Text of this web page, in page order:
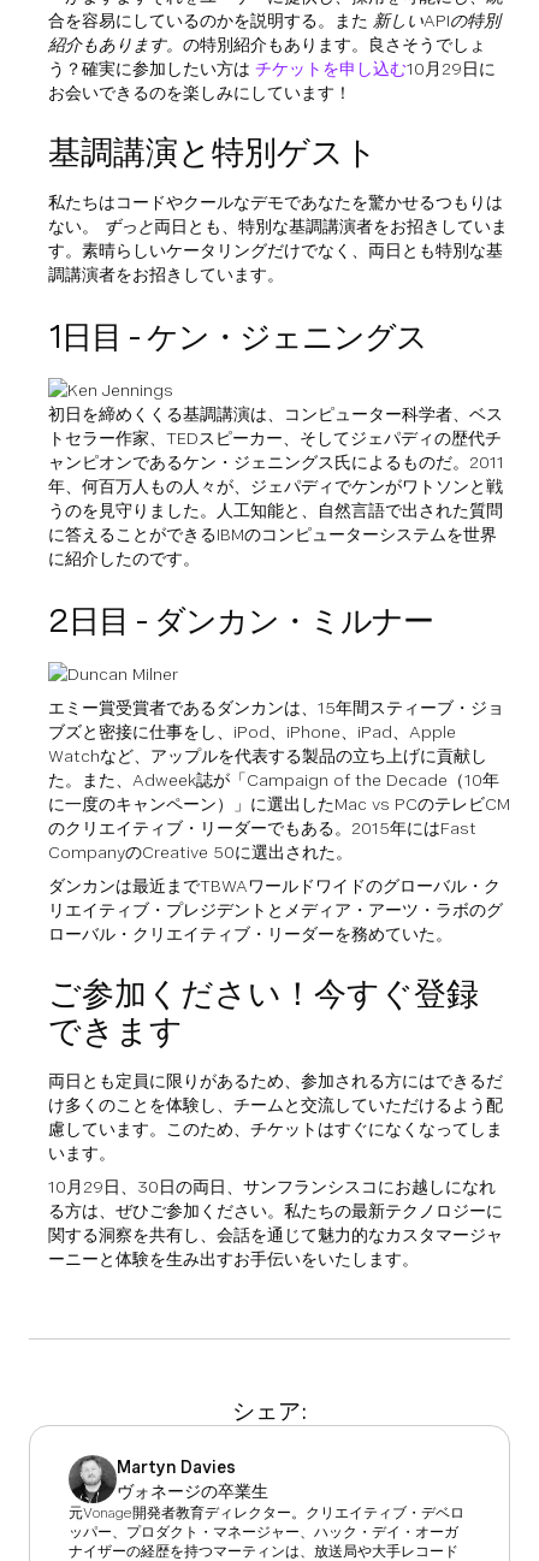
合を容易にしているのかを説明する。また 新しいAPIの特別
紹介もあります。 の特別紹介もあります。良さそうでしょ
う？確実に参加したい方は チケットを申し込む10月29日に
お会いできるのを楽しみにしています！
基調講演と特別ゲスト
私たちはコードやクールなデモであなたを驚かせるつもりは
ない。
ずっと両日とも、特別な基調講演者をお招きしていま
す。素晴らしいケータリングだけでなく、両日とも特別な基
調講演者をお招きしています。
1日目 - ケン・ジェニングス
初日を締めくくる基調講演は、コンピューター科学者、ベス
トセラー作家、TEDスピーカー、そしてジェパディの歴代チ
ャンピオンであるケン・ジェニングス氏によるものだ。2011
年、何百万人もの人々が、ジェパディでケンがワトソンと戦
うのを見守りました。人工知能と、自然言語で出された質問
に答えることができるIBMのコンピューターシステムを世界
に紹介したのです。
2日目 - ダンカン・ミルナー
エミー賞受賞者であるダンカンは、15年間スティーブ・ジョ
ブズと密接に仕事をし、iPod、iPhone、iPad、Apple
Watchなど、アップルを代表する製品の立ち上げに貢献し
た。また、Adweek誌が「Campaign of the Decade（10年
に一度のキャンペーン）」に選出したMac vs PCのテレビCM
のクリエイティブ・リーダーでもある。2015年にはFast
CompanyのCreative 50に選出された。
ダンカンは最近までTBWAワールドワイドのグローバル・ク
リエイティブ・プレジデントとメディア・アーツ・ラボのグ
ローバル・クリエイティブ・リーダーを務めていた。
ご参加ください！今すぐ登録
できます
両日とも定員に限りがあるため、参加される方にはできるだ
け多くのことを体験し、チームと交流していただけるよう配
慮しています。このため、チケットはすぐになくなってしま
います。
10月29日、30日の両日、サンフランシスコにお越しになれ
る方は、ぜひご参加ください。私たちの最新テクノロジーに
関する洞察を共有し、会話を通じて魅力的なカスタマージャ
ーニーと体験を生み出すお手伝いをいたします。
シェア:
Martyn Davies
ヴォネージの卒業生
元Vonage開発者教育ディレクター。クリエイティブ・デベロ
ッパー、プロダクト・マネージャー、ハック・デイ・オーガ
ナイザーの経歴を持つマーティンは、放送局や大手レコード